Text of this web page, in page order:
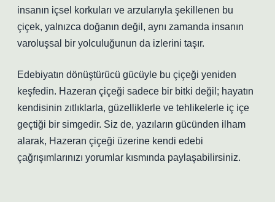
insanın içsel korkuları ve arzularıyla şekillenen bu
çiçek, yalnızca doğanın değil, aynı zamanda insanın
varoluşsal bir yolculuğunun da izlerini taşır.
Edebiyatın dönüştürücü gücüyle bu çiçeği yeniden
keşfedin. Hazeran çiçeği sadece bir bitki değil; hayatın
kendisinin zıtlıklarla, güzelliklerle ve tehlikelerle iç içe
geçtiği bir simgedir. Siz de, yazıların gücünden ilham
alarak, Hazeran çiçeği üzerine kendi edebi
çağrışımlarınızı yorumlar kısmında paylaşabilirsiniz.